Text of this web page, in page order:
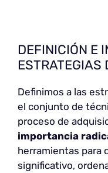
DEFINICIÓN E
ESTRATEGIAS
Definimos a las
el conjunto de
proceso de
importancia
herramientas para
significativo,